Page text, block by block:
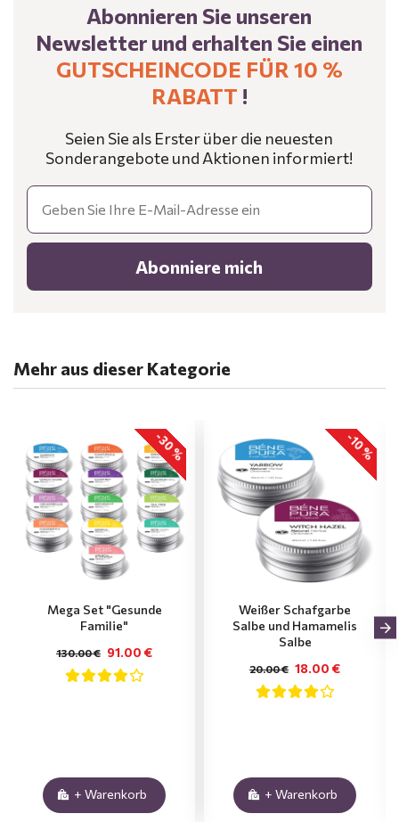
Abonnieren Sie unseren
Newsletter und erhalten Sie einen
GUTSCHEINCODE FÜR 10 %
RABATT !
Seien Sie als Erster über die neuesten
Sonderangebote und Aktionen informiert!
Email
Abonniere mich
Mehr aus dieser Kategorie
-30 %
Mega Set "Gesunde
Familie"
91.00 €
130.00 €
+ Warenkorb
-10 %
Weißer Schafgarbe
Salbe und Hamamelis
Salbe
18.00 €
20.00 €
+ Warenkorb